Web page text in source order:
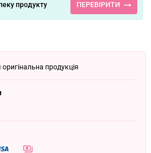
продукту ПЕРЕВІРИТИ
оригінальна продукція